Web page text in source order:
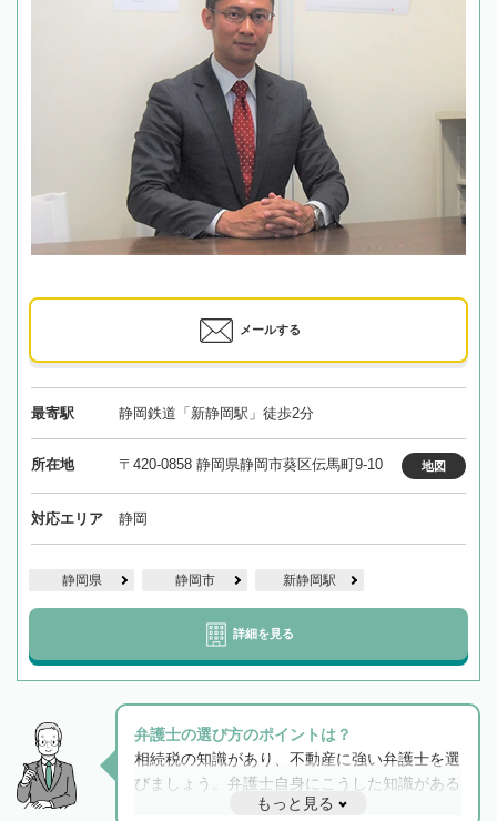
メールする
最寄駅 静岡鉄道「新静岡駅」徒歩2分
所在地 〒420-0858 静岡県静岡市葵区伝馬町9-10 地図
対応エリア 静岡
静岡県 静岡市 新静岡駅
詳細を見る
弁護士の選び方のポイントは？
相続税の知識があり、不動産に強い弁護士を選
びましょう。弁護士自身にこうした知識がある
と他士業との連携もスムーズに進み、トラブル
もっと見る